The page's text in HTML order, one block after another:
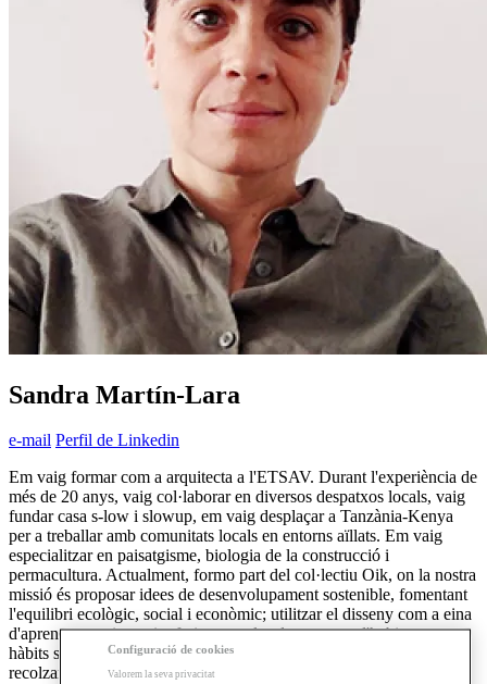
Sandra Martín-Lara
e-mail Perfil de Linkedin
Em vaig formar com a arquitecta a l'ETSAV. Durant l'experiència de
més de 20 anys, vaig col·laborar en diversos despatxos locals, vaig
fundar casa s-low i slowup, em vaig desplaçar a Tanzània-Kenya
per a treballar amb comunitats locals en entorns aïllats. Em vaig
especialitzar en paisatgisme, biologia de la construcció i
permacultura. Actualment, formo part del col·lectiu Oik, on la nostra
missió és proposar idees de desenvolupament sostenible, fomentant
l'equilibri ecològic, social i econòmic; utilitzar el disseny com a eina
d'aprenentatge i canvi; oferir exemples de maneres d'habitar, creant
hàbits saludables i amb qualitat de vida individual i col·lectiva,
recolzant i les economies locals.
Configuració de cookies
Valorem la seva privacitat